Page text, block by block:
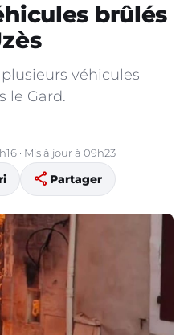
brûlés
véhicules
le Gard.
· Mis à jour à 09h23
share Partager